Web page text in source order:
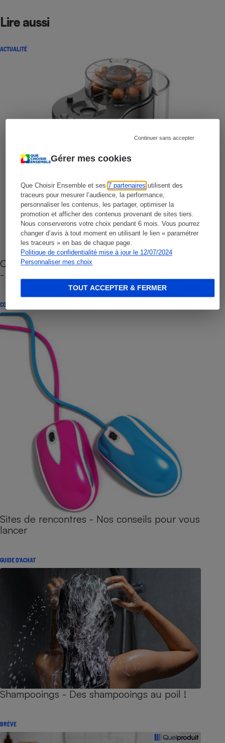
Gérer mes cookies
Que Choisir Ensemble et ses7 partenaires utilisent des
traceurs pour mesurer l’audience, la performance,
personnaliser les contenus, les partager, optimiser la
promotion et afficher des contenus provenant de sites tiers.
Nous conserverons votre choix pendant 6 mois. Vous pourrez
changer d’avis à tout moment en utilisant le lien « paramétrer
les traceurs » en bas de chaque page.
Politique de confidentialité mise à jour le 12/07/2024
Personnaliser mes choix
Continuer sans accepter
TOUT ACCEPTER & FERMER
Lire aussi
ACTUALITÉ
Cafetière à capsules zéro déchet CoffeeB (vidéo)
- Premières impressions
CONSEILS
Sites de rencontres - Nos conseils pour vous
lancer
GUIDE D'ACHAT
Shampooings - Des shampooings au poil !
BRÈVE